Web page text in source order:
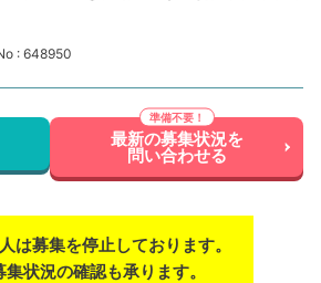
: 648950
最新の募集状況を
問い合わせる
は募集を停止しております。
状況の確認も承ります。